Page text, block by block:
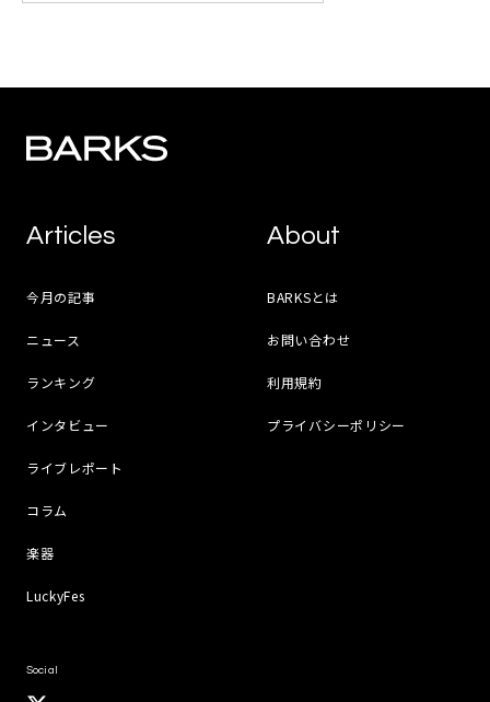
Articles
今月の記事
ニュース
ランキング
インタビュー
ライブレポート
コラム
楽器
LuckyFes
About
BARKSとは
お問い合わせ
利用規約
プライバシーポリシー
Social